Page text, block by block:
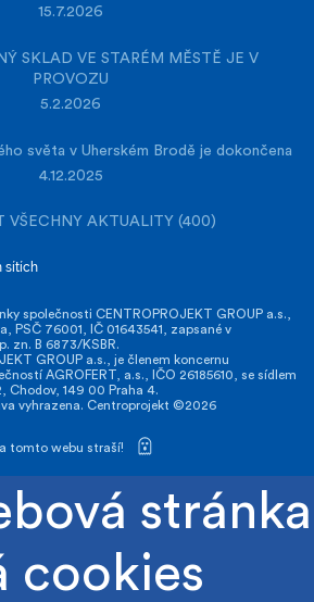
15.7.2026
SKLAD VE STARÉM MĚSTĚ JE V
PROVOZU
5.2.2026
světa v Uherském Brodě je dokončena
4.12.2025
VŠECHNY AKTUALITY (400)
sítích
společnosti CENTROPROJEKT GROUP a.s.,
PSČ 76001, IČ 01643541, zapsané v
zn. B 6873/KSBR.
GROUP a.s., je členem koncernu
AGROFERT, a.s., IČO 26185610, se sídlem
Chodov, 149 00 Praha 4.
vyhrazena. Centroprojekt ©2026
tomto webu straší!
stránka
cookies